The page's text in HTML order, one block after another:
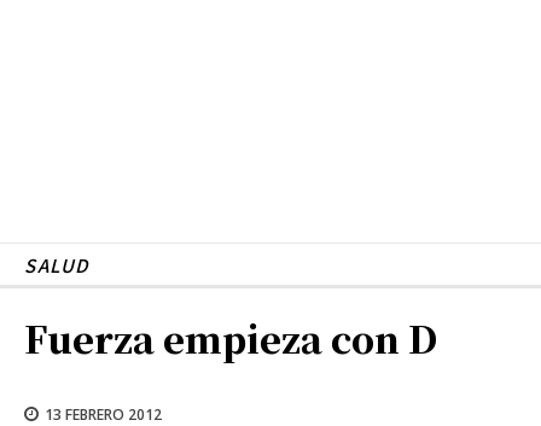
SALUD
Fuerza empieza con D
13 FEBRERO 2012